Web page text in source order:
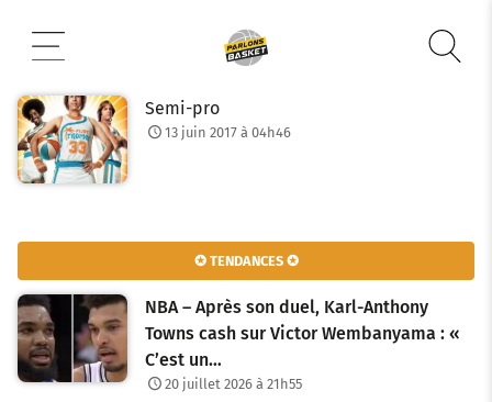
contenu
Semi-pro
13 juin 2017 à 04h46
✪ TENDANCES ✪
NBA – Après son duel, Karl-Anthony
Towns cash sur Victor Wembanyama : «
C’est un…
20 juillet 2026 à 21h55